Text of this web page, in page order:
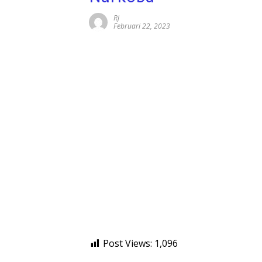
Rj
Februari 22, 2023
Post Views: 1,096